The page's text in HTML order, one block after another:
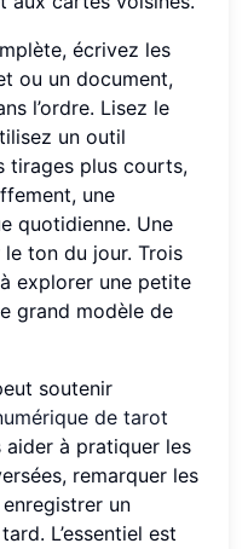
écrivez les
ou un document,
l’ordre. Lisez le
un outil
tirages plus courts,
une
quotidienne. Une
ton du jour. Trois
explorer une petite
grand modèle de
soutenir
de tarot
aider à pratiquer les
remarquer les
un
L’essentiel est